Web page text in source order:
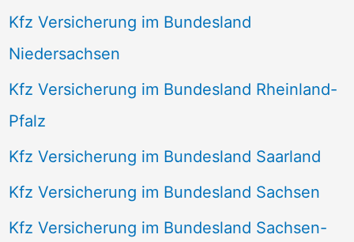
Kfz Versicherung im Bundesland
Niedersachsen
Kfz Versicherung im Bundesland Rheinland-
Pfalz
Kfz Versicherung im Bundesland Saarland
Kfz Versicherung im Bundesland Sachsen
Kfz Versicherung im Bundesland Sachsen-